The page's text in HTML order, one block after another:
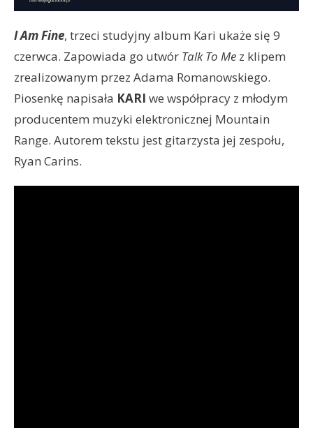
I Am Fine, trzeci studyjny album Kari ukaże się 9
czerwca. Zapowiada go utwór Talk To Me z klipem
zrealizowanym przez Adama Romanowskiego.
Piosenkę napisała KARI we współpracy z młodym
producentem muzyki elektronicznej Mountain
Range. Autorem tekstu jest gitarzysta jej zespołu,
Ryan Carins.